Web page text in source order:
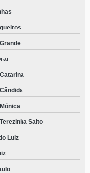
Salto
Luiz